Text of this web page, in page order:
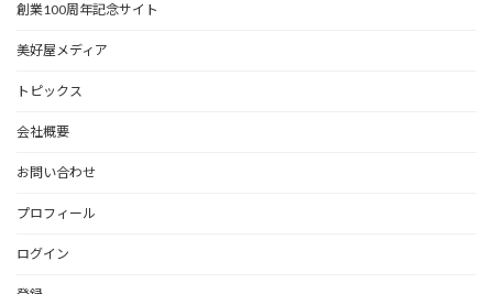
創業100周年記念サイト
美好屋メディア
トピックス
会社概要
お問い合わせ
プロフィール
ログイン